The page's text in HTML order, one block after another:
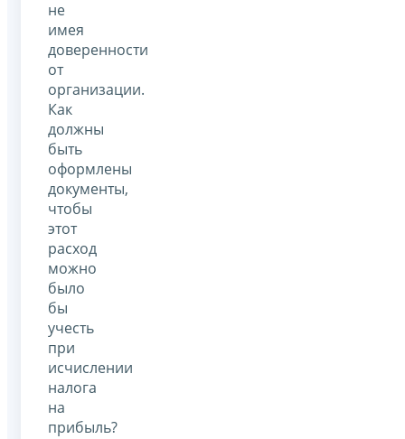
не
имея
доверенности
от
организации.
Как
должны
быть
оформлены
документы,
чтобы
этот
расход
можно
было
бы
учесть
при
исчислении
налога
на
прибыль?